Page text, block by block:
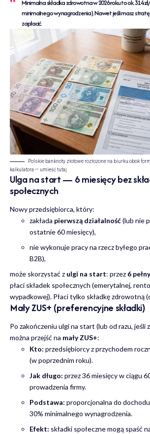
Minimalna składka zdrowotna w 2026 roku to ok.314
minimalnego wynagrodzenia). Nawet jeśli masz
zapłacić.
Polskie banknoty złotowe rozłożone na biurku obok
kalkulatora — umieść tutaj
Ulga na start — 6 miesięcy bez
społecznych
Nowy przedsiębiorca, który:
zakłada pierwszą działalność(lub nie
ostatnie 60 miesięcy),
nie wykonuje pracy na rzecz byłego
B2B),
może skorzystać z ulgi na start: przez 6
płaci składek społecznych (emerytalnej,
wypadkowej). Płaci tylko składkę zdrowotną
Mały ZUS+ (preferencyjne składki)
Po zakończeniu ulgi na start (lub od razu, jeśli
można przejść na mały ZUS+:
Kto: przedsiębiorcy z przychodem
(w poprzednim roku).
Jak długo: przez 36 miesięcy w ciągu
prowadzenia firmy.
Podstawa: proporcjonalna do
30% minimalnego wynagrodzenia.
Efekt: składki społeczne mogą spaść